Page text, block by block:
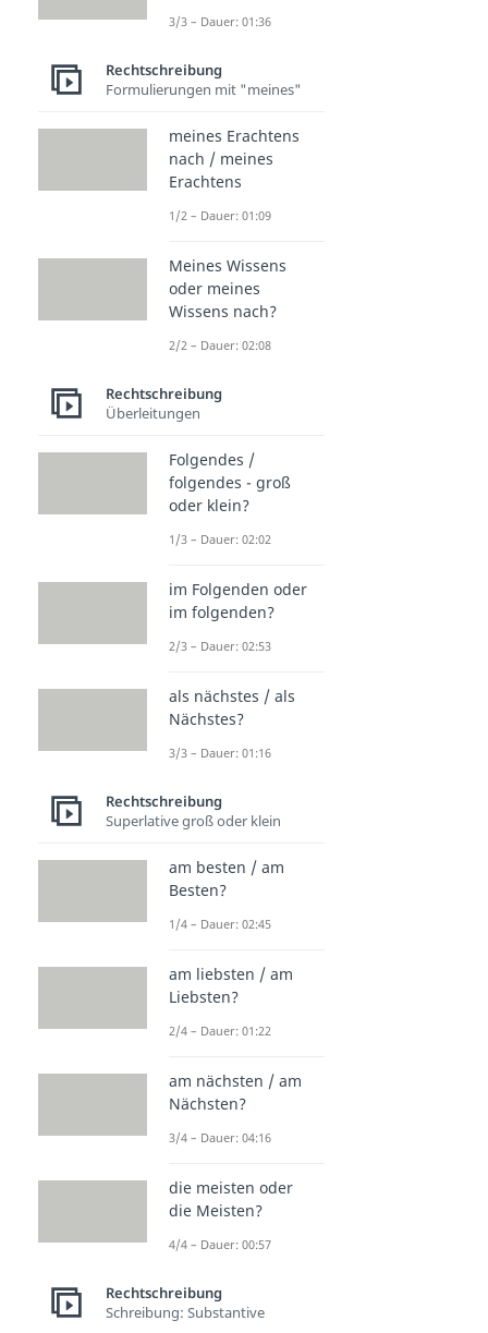
3/3 – Dauer: 01:36
Rechtschreibung
Formulierungen mit "meines"
meines Erachtens
nach / meines
Erachtens
1/2 – Dauer: 01:09
Meines Wissens
oder meines
Wissens nach?
2/2 – Dauer: 02:08
Rechtschreibung
Überleitungen
Folgendes /
folgendes - groß
oder klein?
1/3 – Dauer: 02:02
im Folgenden oder
im folgenden?
2/3 – Dauer: 02:53
als nächstes / als
Nächstes?
3/3 – Dauer: 01:16
Rechtschreibung
Superlative groß oder klein
am besten / am
Besten?
1/4 – Dauer: 02:45
am liebsten / am
Liebsten?
2/4 – Dauer: 01:22
am nächsten / am
Nächsten?
3/4 – Dauer: 04:16
die meisten oder
die Meisten?
4/4 – Dauer: 00:57
Rechtschreibung
Schreibung: Substantive